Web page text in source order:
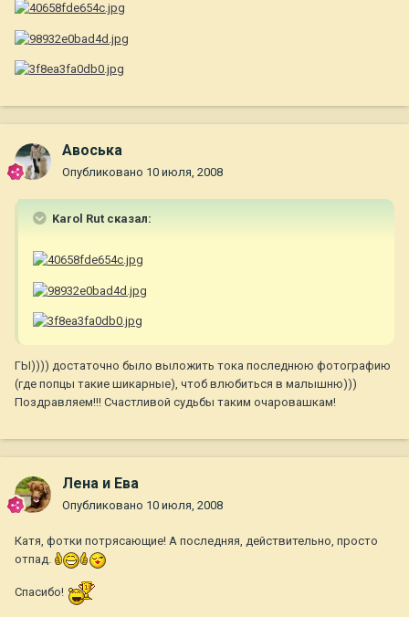
Авоська
Опубликовано 10 июля, 2008
Karol Rut сказал:
ГЫ)))) достаточно было выложить тока последнюю фотографию
(где попцы такие шикарные), чтоб влюбиться в малышню)))
Поздравляем!!! Счастливой судьбы таким очаровашкам!
Лена и Ева
Опубликовано 10 июля, 2008
Катя, фотки потрясающие! А последняя, действительно, просто
отпад.
Спасибо!